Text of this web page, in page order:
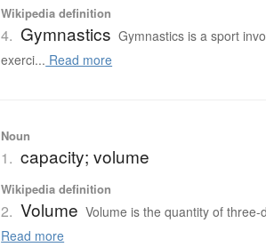
Wikipedia definition
4. Gymnastics Gymnastics is a sport
exerci... Read more
Noun
1. capacity; volume
Wikipedia definition
2. Volume Volume is the quantity of
Read more